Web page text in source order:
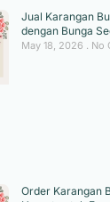
Jual Karangan
dengan Bunga
May 18, 2026 No
Order Karangan